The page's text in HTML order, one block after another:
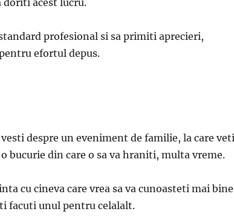
profesional si sa primiti aprecieri,
efortul depus.
despre un eveniment de familie, la care veti
bucurie din care o sa va hraniti, multa vreme.
cu cineva care vrea sa va cunoasteti mai
facuti unul pentru celalalt.